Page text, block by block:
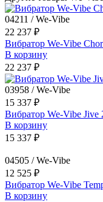
04211 / We-Vibe
22 237 ₽
Вибратор We-Vibe
В корзину
22 237 ₽
03958 / We-Vibe
15 337 ₽
Вибратор We-Vibe Jive
В корзину
15 337 ₽
04505 / We-Vibe
12 525 ₽
Вибратор We-Vibe
В корзину